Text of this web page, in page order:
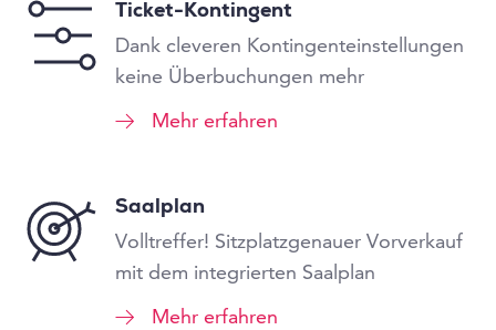
Ticket-Kontingent
Dank cleveren Kontingenteinstellungen
keine Überbuchungen mehr
Mehr erfahren
Saalplan
Volltreffer! Sitzplatzgenauer Vorverkauf
mit dem integrierten Saalplan
Mehr erfahren